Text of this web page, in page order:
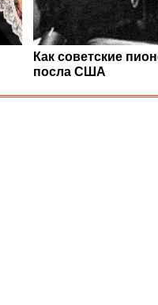
Как советские
посла США